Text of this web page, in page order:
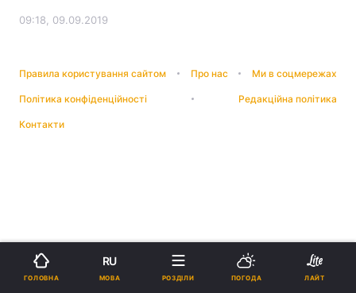
09:18, 09.09.2019
Правила користування сайтом Про нас Ми в соцмережах
Політика конфіденційності Редакційна політика
Контакти
ГОЛОВНА
RU
МОВА РОЗДІЛИ ПОГОДА ЛАЙТ